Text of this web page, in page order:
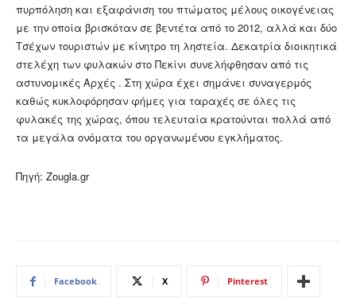
πυρπόληση και εξαφάνιση του πτώματος μέλους οικογένειας
με την οποία βρισκόταν σε βεντέτα από το 2012, αλλά και δύο
Τσέχων τουριστών με κίνητρο τη ληστεία. Δεκατρία διοικητικά
στελέχη των φυλακών στο Πεκίνι συνελήφθησαν από τις
αστυνομικές Αρχές . Στη χώρα έχει σημάνει συναγερμός
καθώς κυκλοφόρησαν φήμες για ταραχές σε όλες τις
φυλακές της χώρας, όπου τελευταία κρατούνται πολλά από
τα μεγάλα ονόματα του οργανωμένου εγκλήματος.
Πηγή: Zougla.gr
Facebook X Pinterest